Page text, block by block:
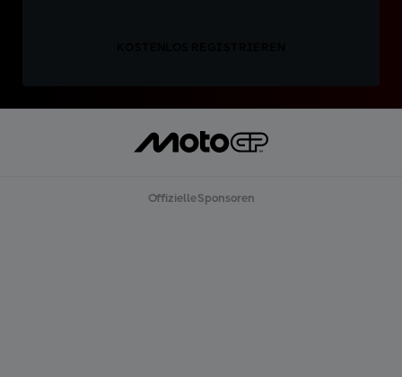
Offizielle Sponsoren